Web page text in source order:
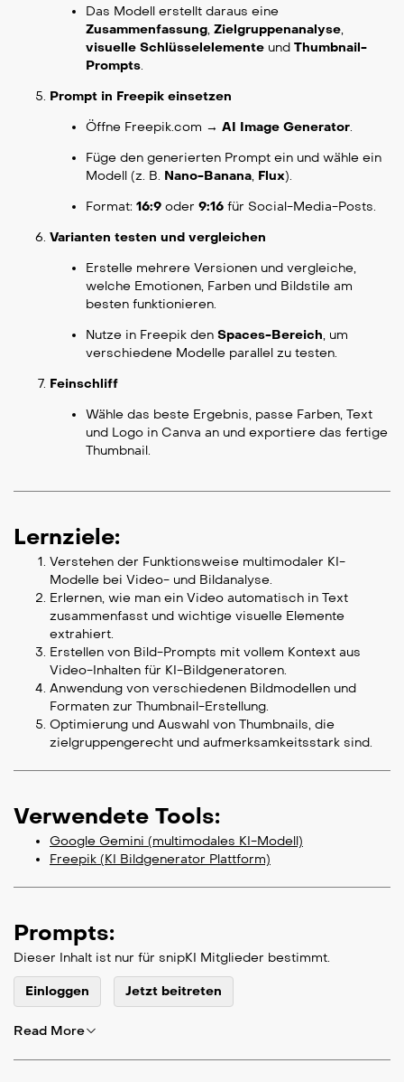
Das Modell erstellt daraus eine
Zusammenfassung, Zielgruppenanalyse,
visuelle Schlüsselelemente und Thumbnail-
Prompts.
Prompt in Freepik einsetzen
Öffne Freepik.com → AI Image Generator.
Füge den generierten Prompt ein und wähle ein
Modell (z. B. Nano-Banana, Flux).
Format: 16:9 oder 9:16 für Social-Media-Posts.
Varianten testen und vergleichen
Erstelle mehrere Versionen und vergleiche,
welche Emotionen, Farben und Bildstile am
besten funktionieren.
Nutze in Freepik den Spaces-Bereich, um
verschiedene Modelle parallel zu testen.
Feinschliff
Wähle das beste Ergebnis, passe Farben, Text
und Logo in Canva an und exportiere das fertige
Thumbnail.
Lernziele:
Verstehen der Funktionsweise multimodaler KI-
Modelle bei Video- und Bildanalyse.
Erlernen, wie man ein Video automatisch in Text
zusammenfasst und wichtige visuelle Elemente
extrahiert.
Erstellen von Bild-Prompts mit vollem Kontext aus
Video-Inhalten für KI-Bildgeneratoren.
Anwendung von verschiedenen Bildmodellen und
Formaten zur Thumbnail-Erstellung.
Optimierung und Auswahl von Thumbnails, die
zielgruppengerecht und aufmerksamkeitsstark sind.
Verwendete Tools:
Google Gemini (multimodales KI-Modell)
Freepik (KI Bildgenerator Plattform)
Prompts:
Dieser Inhalt ist nur für snipKI Mitglieder bestimmt.
Einloggen Jetzt beitreten
Read More